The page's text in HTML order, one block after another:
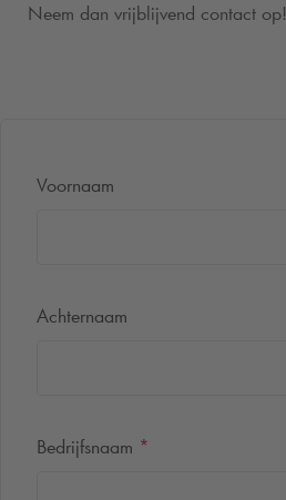
Neem dan vrijblijvend contact op!
Voornaam
Achternaam
Bedrijfsnaam *